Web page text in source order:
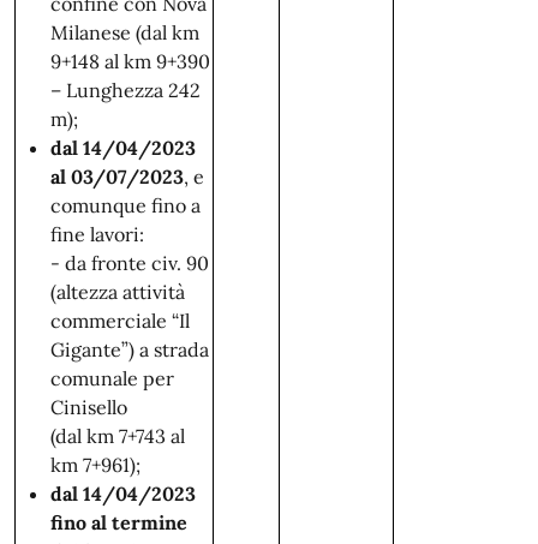
Milanese (dal km
9+148 al km 9+390
– Lunghezza 242
m);
dal 14/04/2023
al 03/07/2023, e
comunque fino a
fine lavori:
- da fronte civ. 90
(altezza attività
commerciale “Il
Gigante”) a strada
comunale per
Cinisello
(dal km 7+743 al
km 7+961);
dal 14/04/2023
fino al termine